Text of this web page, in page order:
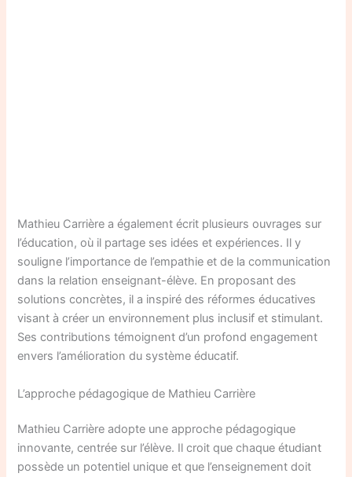
Mathieu Carrière a également écrit plusieurs ouvrages sur
l’éducation, où il partage ses idées et expériences. Il y
souligne l’importance de l’empathie et de la communication
dans la relation enseignant-élève. En proposant des
solutions concrètes, il a inspiré des réformes éducatives
visant à créer un environnement plus inclusif et stimulant.
Ses contributions témoignent d’un profond engagement
envers l’amélioration du système éducatif.
L’approche pédagogique de Mathieu Carrière
Mathieu Carrière adopte une approche pédagogique
innovante, centrée sur l’élève. Il croit que chaque étudiant
possède un potentiel unique et que l’enseignement doit